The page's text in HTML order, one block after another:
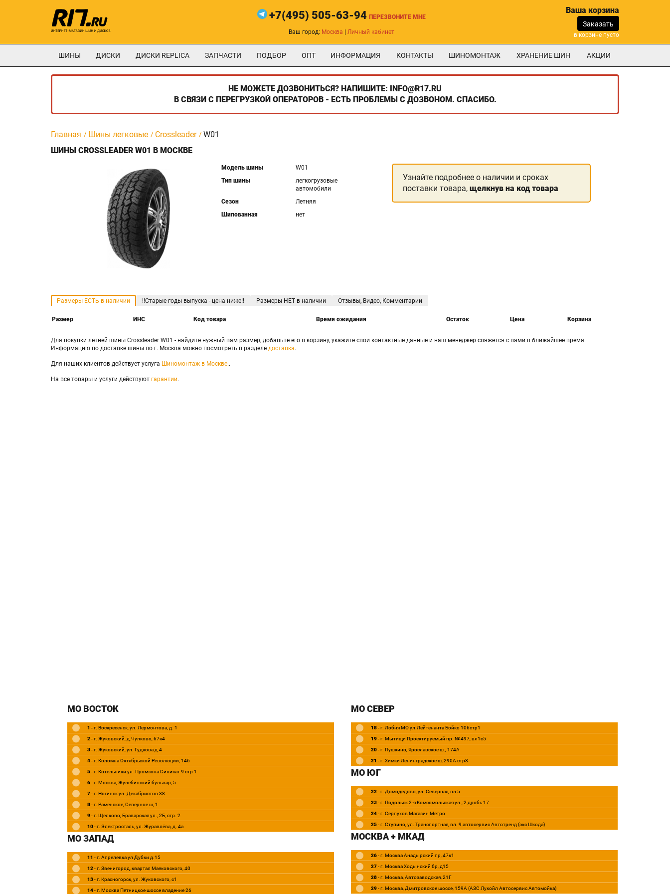
+7(495) 505-63-94 ПЕРЕЗВОНИТЕ МНЕ
Ваш город: Москва Личный кабинет
Ваша корзина
Заказать
в корзине пусто
ШИНЫ ДИСКИ ДИСКИ REPLICA ЗАПЧАСТИ ПОДБОР ОПТ ИНФОРМАЦИЯ КОНТАКТЫ ШИНОМОНТАЖ ХРАНЕНИЕ ШИН АКЦИИ
НЕ МОЖЕТЕ ДОЗВОНИТЬСЯ? НАПИШИТЕ: INFO@R17.RU
В СВЯЗИ С ПЕРЕГРУЗКОЙ ОПЕРАТОРОВ - ЕСТЬ ПРОБЛЕМЫ С ДОЗВОНОМ. СПАСИБО.
Главная Шины легковые Crossleader
W01
ШИНЫ CROSSLEADER W01 В МОСКВЕ
Модель шины
W01
Тип шины
легкогрузовые
автомобили
Сезон
Летняя
Шипованная
нет
Узнайте подробнее о наличии и сроках
поставки товара, щелкнув на код товара
Размеры ЕСТЬ в наличии !!Старые годы выпуска - цена ниже!! Размеры НЕТ в наличии Отзывы, Видео, Комментарии
Размер ИНС Код товара Время ожидания Остаток Цена Корзина
Для покупки летней шины Crossleader W01 - найдите нужный вам размер, добавьте его в корзину, укажите свои контактные данные и наш менеджер свяжется с вами в ближайшее время.
Информацию по доставке шины по г. Москва можно посмотреть в разделе доставка.
Для наших клиентов действует услуга Шиномонтаж в Москве..
На все товары и услуги действуют гарантии.
МО ВОСТОК
1 - г. Воскресенск, ул. Лермонтова, д. 1
2- г. Жуковский, д.Чулково, 67к4
3- г. Жуковский, ул. Гудкова д.4
4- г. Коломна Октябрьской Революции, 146
5- г. Котельники ул. Промзона Силикат 9 стр 1
6- г. Москва, Жулебинский бульвар, 5
7- г. Ногинск ул. Декабристов 38
8- г. Раменское, Северное ш, 1
9- г. Щелково, Браварская ул., 2Б, стр. 2
10- г. Электросталь, ул. Журавлёва, д. 4а
МО ЗАПАД
11 - г. Апрелевка ул Дубки д.15
12- г. Звенигород, квартал Маяковского, 40
13- г. Красногорск, ул. Жуковского, c1
14- г. Москва Пятницкое шоссе владение 26
МО СЕВЕР
18- г. Лобня МО ул.Лейтенанта Бойко 106стр1
19- г. Мытищи Проектируемый пр. № 497, вл1с5
20- г. Пушкино, Ярославское ш., 174А
21 - г. Химки Ленинградское ш, 290А стр3
МО ЮГ
22- г. Домодедово, ул. Северная, вл 5
23- г. Подольск 2-я Комсомольская ул., 2 дробь 17
24- г. Серпухов Магазин Метро
25- г. Ступино, ул. Транспортная, вл. 9 автосервис Автотренд (экс Шкода)
МОСКВА + МКАД
26- г. Москва Анадырский пр, 47к1
27- г. Москва Ходынский бр, д15
28- г. Москва, Автозаводская, 21Г
29- г. Москва, Дмитровское шоссе, 159А (АЗС Лукойл Автосервис Автомойка)